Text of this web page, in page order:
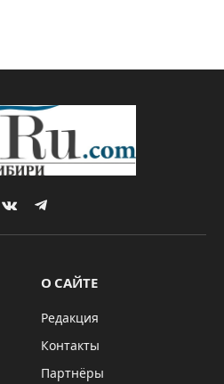
VKontakteTelegram
О САЙТЕ
Редакция
Контакты
Партнёры